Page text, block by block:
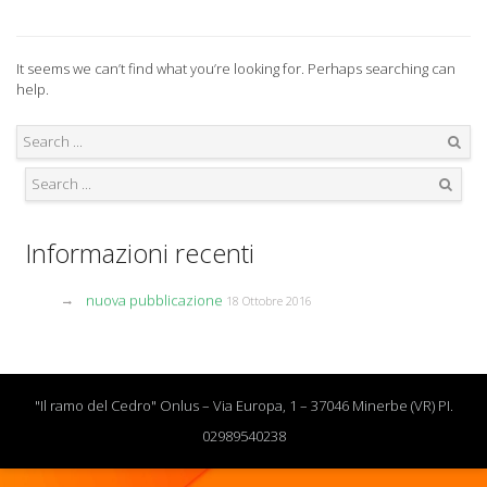
It seems we can’t find what you’re looking for. Perhaps searching can
help.
Informazioni recenti
nuova pubblicazione 18 Ottobre 2016
"Il ramo del Cedro" Onlus – Via Europa, 1 – 37046 Minerbe (VR) PI.
02989540238